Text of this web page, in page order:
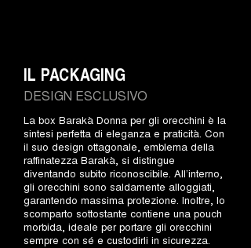
DESIGN ESCLUSIVO
IL PACKAGING
La box Barakà Donna per gli orecchini è la
sintesi perfetta di eleganza e praticità. Con
il suo design ottagonale, emblema della
raffinatezza Barakà, si distingue
diventando subito riconoscibile. All’interno,
gli orecchini sono saldamente alloggiati,
garantendo massima protezione. Inoltre, lo
scomparto sottostante contiene una pouch
morbida, ideale per portare gli orecchini
sempre con sé e custodirli in sicurezza.